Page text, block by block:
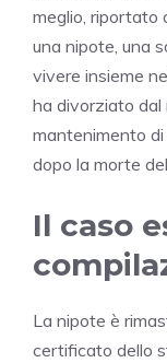
meglio, riportato
una nipote, una
vivere insieme
ha divorziato dal
mantenimento
dopo la morte
Il caso
La nipote è
certificato dello